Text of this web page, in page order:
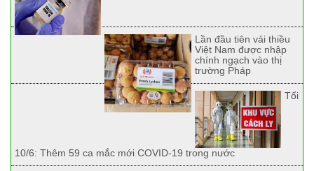
Lần đầu tiên vải thiều
Việt Nam được nhập
chính ngạch vào thị
trường Pháp
Tối
10/6: Thêm 59 ca mắc mới COVID-19 trong nước